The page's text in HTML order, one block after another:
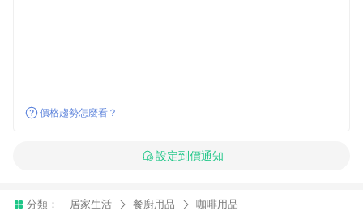
價格趨勢怎麼看？
設定到價通知
分類： 居家生活 餐廚用品 咖啡用品